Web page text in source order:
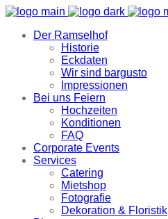
Der Ramselhof
Historie
Eckdaten
Wir sind bargusto
Impressionen
Bei uns Feiern
Hochzeiten
Konditionen
FAQ
Corporate Events
Services
Catering
Mietshop
Fotografie
Dekoration & Floristik